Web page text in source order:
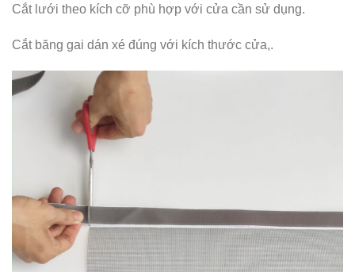
Cắt lưới theo kích cỡ phù hợp với cửa cần sử dụng.
Cắt băng gai dán xé đúng với kích thước cửa,.